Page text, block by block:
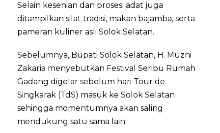
Selain kesenian dan prosesi adat juga
ditampilkan silat tradisi, makan bajamba, serta
pameran kuliner asli Solok Selatan.
Sebelumnya, Bupati Solok Selatan, H. Muzni
Zakaria menyebutkan Festival Seribu Rumah
Gadang digelar sebelum hari Tour de
Singkarak (TdS) masuk ke Solok Selatan
sehingga momentumnya akan saling
mendukung satu sama lain.